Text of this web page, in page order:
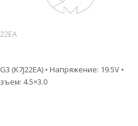
(K7J22EA) • Напряжение: 19.5V •
4.5×3.0